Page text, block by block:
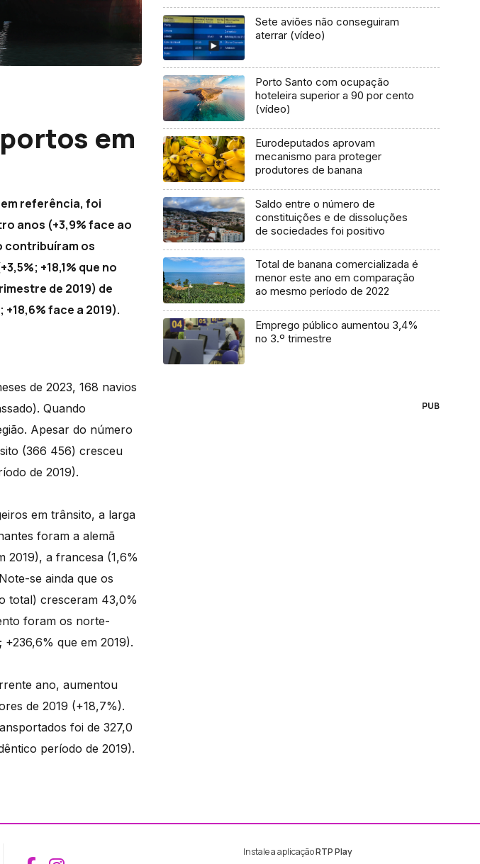
em
referência, foi
anos (+3,9% face ao
contribuíram os
+18,1% que no
de 2019) de
face a 2019).
de 2023, 168 navios
Quando
Apesar do número
(366 456) cresceu
de 2019).
em trânsito, a larga
foram a alemã
2019), a francesa (1,6%
se ainda que os
total) cresceram 43,0%
foram os norte-
que em 2019).
ano, aumentou
de 2019 (+18,7%).
foi de 327,0
período de 2019).
Sete aviões não conseguiram
aterrar (vídeo)
Porto Santo com ocupação
hoteleira superior a 90 por cento
(vídeo)
Eurodeputados aprovam
mecanismo para proteger
produtores de banana
Saldo entre o número de
constituições e de dissoluções
de sociedades foi positivo
Total de banana comercializada é
menor este ano em comparação
ao mesmo período de 2022
Emprego público aumentou 3,4%
no 3.º trimestre
PUB
Instale a aplicaçãoRTP Play